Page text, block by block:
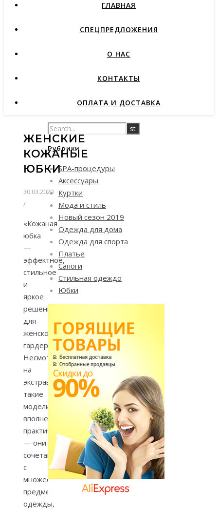
ГЛАВНАЯ
СПЕЦПРЕДЛОЖЕНИЯ
О НАС
КОНТАКТЫ
ОПЛАТА И ДОСТАВКА
ЖЕНСКИЕ
КОЖАНЫЕ
ЮБКИ
30.03.2020
/
«Кожаная
юбка
—
эффектное,
стильное
и
яркое
решение
для
женского
гардероба.
Несмотря
на
экстравагантность,
такие
модели
вполне
практичны
— они
сочетаются
с
множеством
предметов
одежды,
Рубрики
SPA-процедуры
Аксессуары
Куртки
Мода и стиль
Новый сезон 2019
Одежда для дома
Одежда для спорта
Платье
Сапоги
Стильная одеждо
Юбки